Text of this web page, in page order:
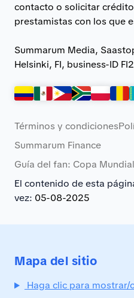
contacto o solicitar
prestamistas con los que
Summarum Media,
Helsinki, FI, business-ID
Términos y condiciones
Summarum Finance
Guía del fan: Copa
El contenido de esta
vez: 05-08-2025
Mapa del sitio
Haga clic para